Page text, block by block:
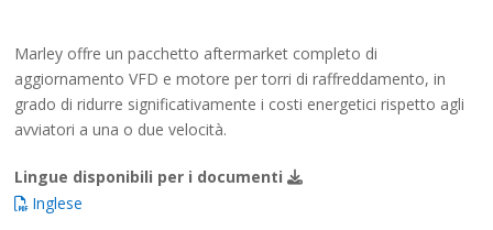
Marley offre un pacchetto aftermarket completo di
aggiornamento VFD e motore per torri di raffreddamento, in
grado di ridurre significativamente i costi energetici rispetto agli
avviatori a una o due velocità.
Lingue disponibili per i documenti
Inglese